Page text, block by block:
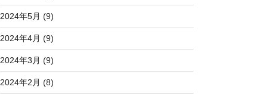
2024年5月 (9)
2024年4月 (9)
2024年3月 (9)
2024年2月 (8)